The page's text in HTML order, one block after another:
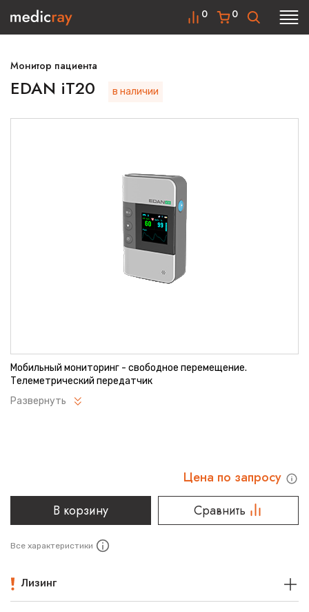
0
0
Монитор пациента
EDAN iT20 в наличии
Мобильный мониторинг - свободное перемещение.
Телеметрический передатчик
Развернуть
Цена по запросу
В корзину
Сравнить
Все характеристики
Лизинг